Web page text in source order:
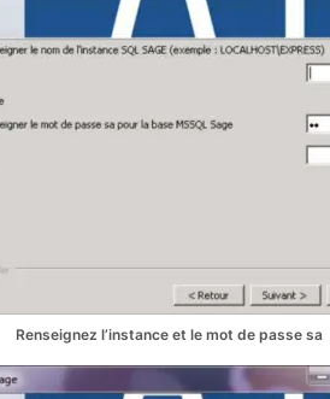
Renseignez l’instance et le mot de passe sa